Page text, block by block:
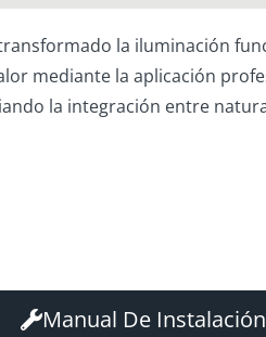
transformado la iluminación
mediante la aplicación
la integración entre
Manual De Instalación